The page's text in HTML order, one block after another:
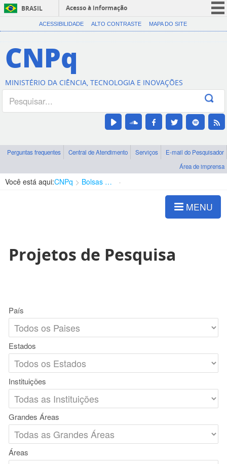
BRASIL
Acesso à informação
CORONAVÍRUS (COVID-19)
Canais
ACESSIBILIDADE ALTO CONTRASTE MAPA DO SITE
CNPq
MINISTÉRIO DA CIÊNCIA, TECNOLOGIA E INOVAÇÕES
Perguntas frequentes Central de Atendimento Serviços
E-mail do Pesquisador
Área de imprensa
Você está aqui:CNPq Bolsas e Auxílios Vigentes
MENU
Projetos de Pesquisa
País
Estados
Instituições
Grandes Áreas
Áreas